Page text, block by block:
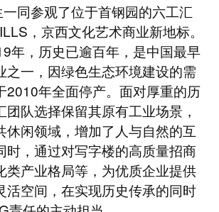
同参观了位于首钢园的六工汇
，京西文化艺术商业新地标。
年，历史已逾百年，是中国最早
之一，因绿色生态环境建设的需
2010年全面停产。面对厚重的历
团队选择保留其原有工业场景，
休闲领域，增加了人与自然的互
时，通过对写字楼的高质量招商
类产业格局等，为优质企业提供
活空间，在实现历史传承的同时